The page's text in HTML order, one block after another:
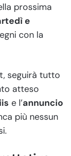
prossima
e
con la
seguirà tutto
atteso
e l’annuncio
più nessun